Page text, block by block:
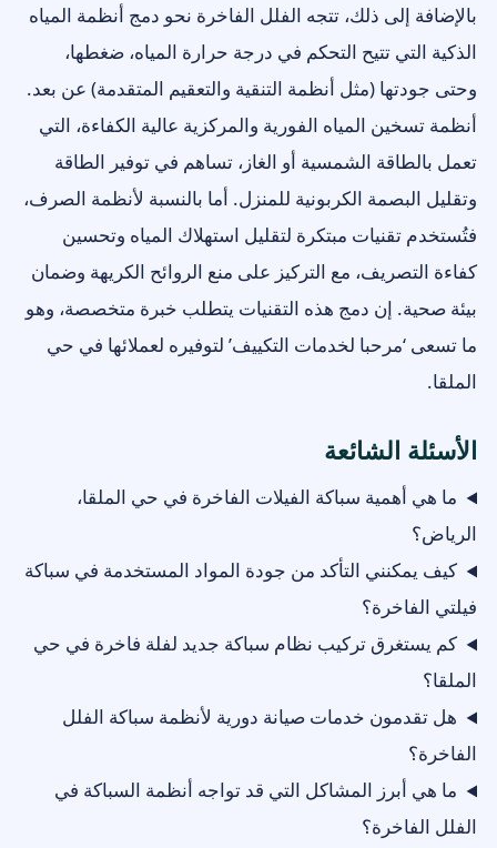
بالإضافة إلى ذلك، تتجه الفلل الفاخرة نحو دمج أنظمة المياه
الذكية التي تتيح التحكم في درجة حرارة المياه، ضغطها،
وحتى جودتها (مثل أنظمة التنقية والتعقيم المتقدمة) عن بعد.
أنظمة تسخين المياه الفورية والمركزية عالية الكفاءة، التي
تعمل بالطاقة الشمسية أو الغاز، تساهم في توفير الطاقة
وتقليل البصمة الكربونية للمنزل. أما بالنسبة لأنظمة الصرف،
فتُستخدم تقنيات مبتكرة لتقليل استهلاك المياه وتحسين
كفاءة التصريف، مع التركيز على منع الروائح الكريهة وضمان
بيئة صحية. إن دمج هذه التقنيات يتطلب خبرة متخصصة، وهو
ما تسعى ‘مرحبا لخدمات التكييف’ لتوفيره لعملائها في حي
الملقا.
الأسئلة الشائعة
ما هي أهمية سباكة الفيلات الفاخرة في حي الملقا،
الرياض؟
كيف يمكنني التأكد من جودة المواد المستخدمة في سباكة
فيلتي الفاخرة؟
كم يستغرق تركيب نظام سباكة جديد لفلة فاخرة في حي
الملقا؟
هل تقدمون خدمات صيانة دورية لأنظمة سباكة الفلل
الفاخرة؟
ما هي أبرز المشاكل التي قد تواجه أنظمة السباكة في
الفلل الفاخرة؟